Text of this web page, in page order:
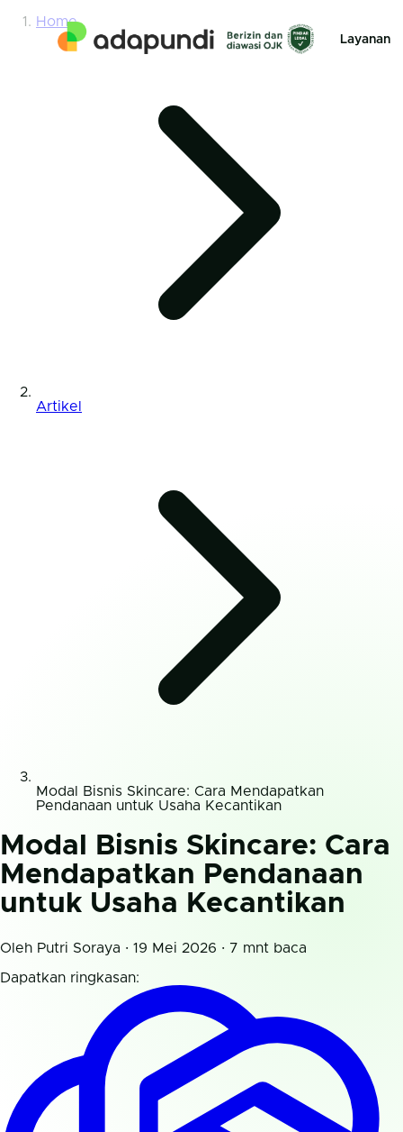
Layanan
Home
Artikel
Modal Bisnis Skincare: Cara Mendapatkan
Pendanaan untuk Usaha Kecantikan
Modal Bisnis Skincare: Cara
Mendapatkan Pendanaan
untuk Usaha Kecantikan
Oleh Putri Soraya · 19 Mei 2026 · 7 mnt baca
Dapatkan ringkasan: